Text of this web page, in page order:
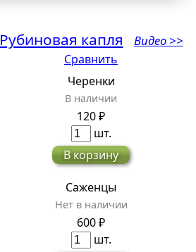
Рубиновая капля Видео >>
Сравнить
Черенки
В наличии
120 ₽
шт.
В корзину
Саженцы
Нет в наличии
600 ₽
шт.